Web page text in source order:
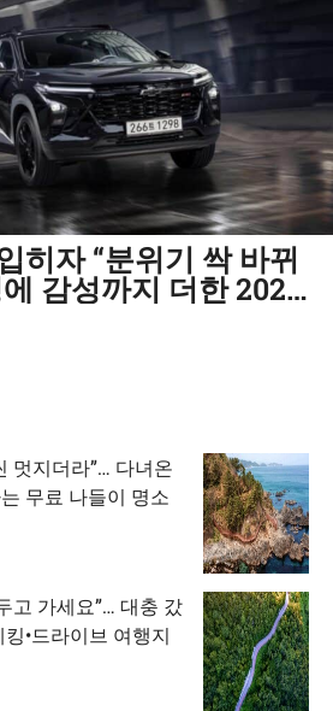
히자 “분위기 싹 바뀌
감성까지 더한 2026
멋지더라”… 다녀온
무료 나들이 명소
고 가세요”… 대충 갔
•드라이브 여행지